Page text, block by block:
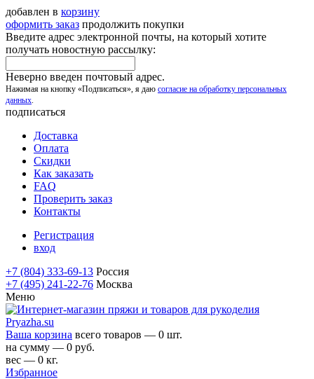
добавлен в корзину
оформить заказ продолжить покупки
Введите адрес электронной почты, на который хотите
получать новостную рассылку:
Неверно введен почтовый адрес.
Нажимая на кнопку «Подписаться», я даю согласие на обработку персональных
данных.
подписаться
Доставка
Оплата
Скидки
Как заказать
FAQ
Проверить заказ
Контакты
Регистрация
вход
+7 (804) 333-69-13 Россия
+7 (495) 241-22-76 Москва
Меню
Ваша корзина всего товаров — 0 шт.
на сумму — 0 руб.
вес — 0 кг.
Избранное